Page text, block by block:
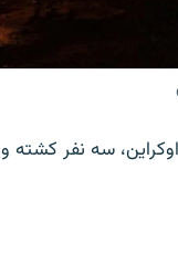
سه نفر